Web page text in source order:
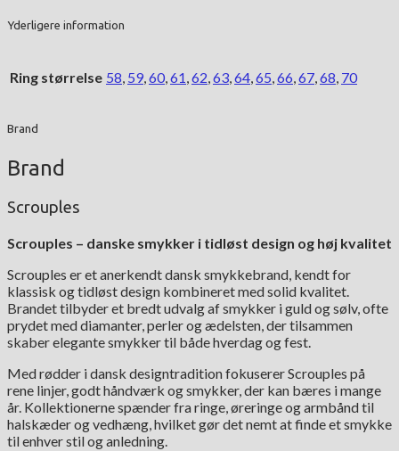
Yderligere information
Ring størrelse 58, 59,60,61,62,63,64,65,66,67,68, 70
Brand
Brand
Scrouples
Scrouples – danske smykker i tidløst design og høj kvalitet
Scrouples er et anerkendt dansk smykkebrand, kendt for
klassisk og tidløst design kombineret med solid kvalitet.
Brandet tilbyder et bredt udvalg af smykker i guld og sølv, ofte
prydet med diamanter, perler og ædelsten, der tilsammen
skaber elegante smykker til både hverdag og fest.
Med rødder i dansk designtradition fokuserer Scrouples på
rene linjer, godt håndværk og smykker, der kan bæres i mange
år. Kollektionerne spænder fra ringe, øreringe og armbånd til
halskæder og vedhæng, hvilket gør det nemt at finde et smykke
til enhver stil og anledning.